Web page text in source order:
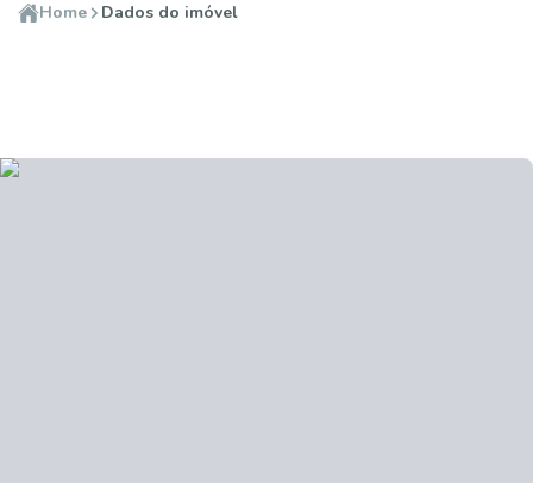
Home Dados do imóvel